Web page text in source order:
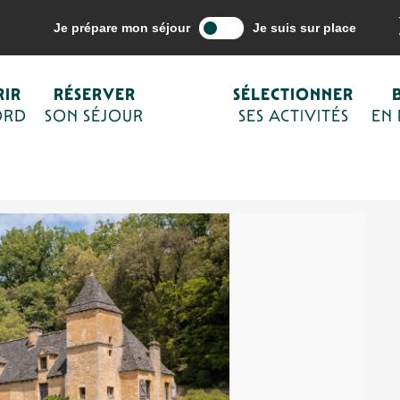
Je prépare mon séjour Je suis sur place
RÉSERVER
SON SÉJOUR
SÉLECTIONNER
SES ACTIVITÉS
EN
mes activités Balades et randonnées Balades à pied
Circuits
- Saint-Crépin-et-Carlucet